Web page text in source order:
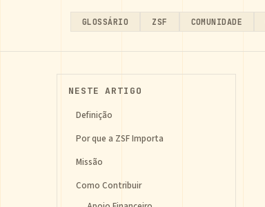
GLOSSÁRIO ZSF COMUNIDADE
NESTE ARTIGO
Definição
Por que a ZSF Importa
Missão
Como Contribuir